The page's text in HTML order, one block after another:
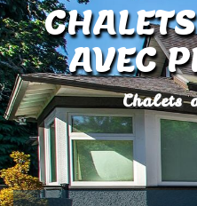
AVEC
Chalets